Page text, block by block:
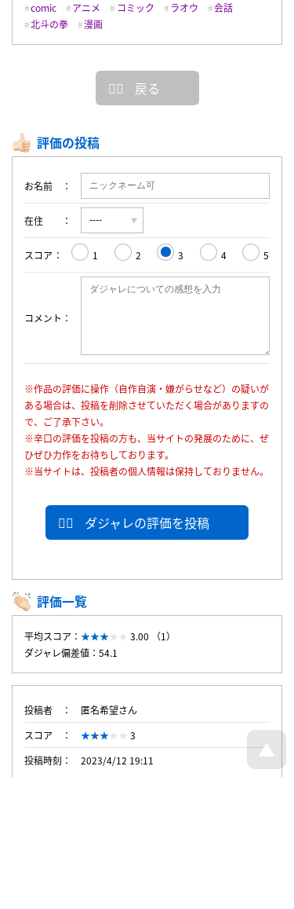
comic アニメ コミック ラオウ
会話
北斗の拳
漫画
戻る
評価の投稿
お名前
在住
スコア 1 2 3 4 5
コメント
※作品の評価に操作（自作自演・嫌がらせなど）の疑いが
ある場合は、投稿を削除させていただく場合がありますの
で、ご了承下さい。
※辛口の評価を投稿の方も、当サイトの発展のために、ぜ
ひぜひ力作をお待ちしております。
※当サイトは、投稿者の個人情報は保持しておりません。
ダジャレの評価を投稿
評価一覧
平均スコア：
3.00 （1）
ダジャレ偏差値：54.1
投稿者
匿名希望さん
スコア
3
投稿時刻
2023/4/12 19:11